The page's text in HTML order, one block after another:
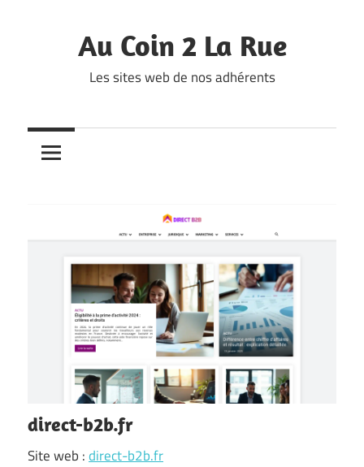
Au Coin 2 La Rue
Les sites web de nos adhérents
direct-b2b.fr
Site web :direct-b2b.fr